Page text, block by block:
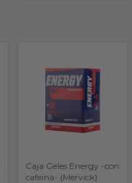
Caja Geles Energy -con
cafeina- (Mervick)